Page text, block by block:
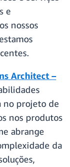
e
nossos
Architect –
no projeto de
nos produtos
abrange
da